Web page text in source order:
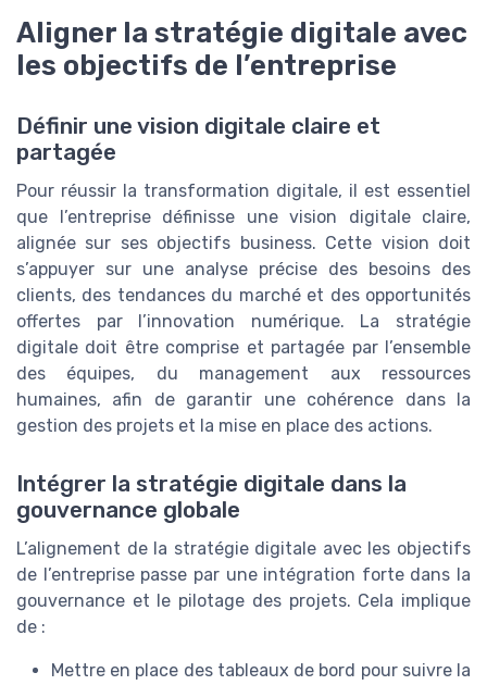
Aligner la stratégie digitale avec
les objectifs de l’entreprise
Définir une vision digitale claire et
partagée
Pour réussir la transformation digitale, il est essentiel
que l’entreprise définisse une vision digitale claire,
alignée sur ses objectifs business. Cette vision doit
s’appuyer sur une analyse précise des besoins des
clients, des tendances du marché et des opportunités
offertes par l’innovation numérique. La stratégie
digitale doit être comprise et partagée par l’ensemble
des équipes, du management aux ressources
humaines, afin de garantir une cohérence dans la
gestion des projets et la mise en place des actions.
Intégrer la stratégie digitale dans la
gouvernance globale
L’alignement de la stratégie digitale avec les objectifs
de l’entreprise passe par une intégration forte dans la
gouvernance et le pilotage des projets. Cela implique
de :
Mettre en place des tableaux de bord pour suivre la